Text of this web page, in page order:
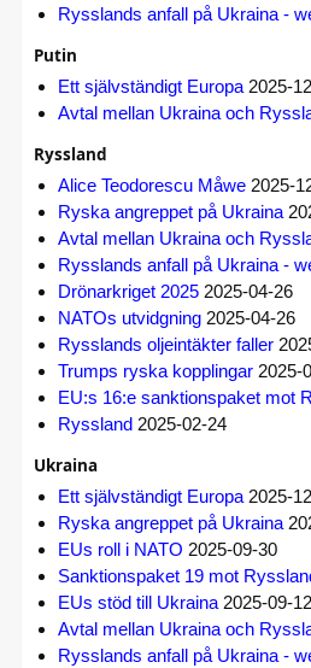
Rysslands anfall på Ukraina -
Putin
Ett självständigt Europa 2025-
Avtal mellan Ukraina och
Ryssland
Alice Teodorescu Måwe 2025-
Ryska angreppet på Ukraina
Avtal mellan Ukraina och
Rysslands anfall på Ukraina -
Drönarkriget 2025 2025-04-26
NATOs utvidgning 2025-04-26
Rysslands oljeintäkter faller
Trumps ryska kopplingar 2025-
EU:s 16:e sanktionspaket mot
Ryssland 2025-02-24
Ukraina
Ett självständigt Europa 2025-
Ryska angreppet på Ukraina
EUs roll i NATO 2025-09-30
Sanktionspaket 19 mot
EUs stöd till Ukraina 2025-09-12
Avtal mellan Ukraina och
Rysslands anfall på Ukraina -